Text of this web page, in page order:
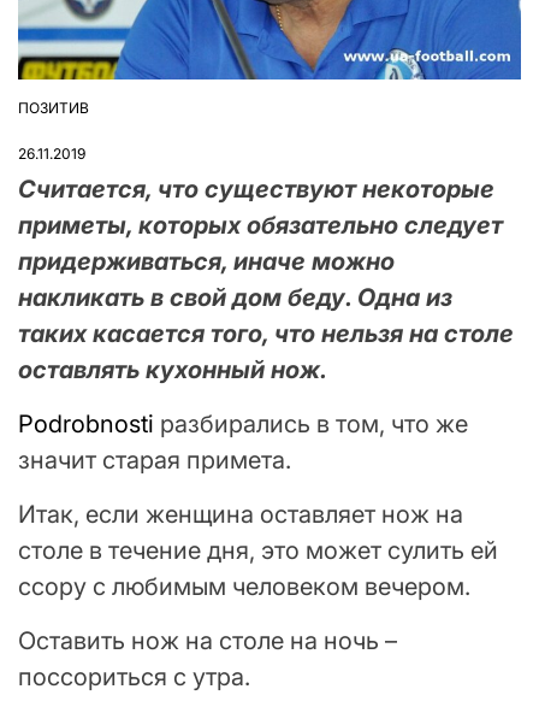
ОПУБЛІКУВАТИ
ПОЗИТИВ
26.11.2019
Считается, что существуют некоторые
приметы, которых обязательно следует
придерживаться, иначе можно
накликать в свой дом беду. Одна из
таких касается того, что нельзя на столе
оставлять кухонный нож.
Podrobnosti разбирались в том, что же
значит старая примета.
Итак, если женщина оставляет нож на
столе в течение дня, это может сулить ей
ссору с любимым человеком вечером.
Оставить нож на столе на ночь –
поссориться с утра.